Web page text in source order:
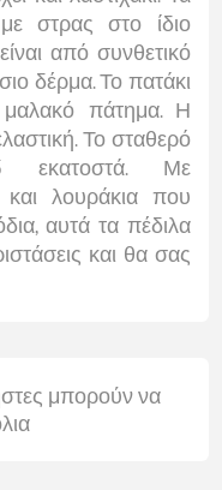
στρας στο ίδιο
από συνθετικό
δέρμα. Το πατάκι
πάτημα. Η
Το σταθερό
εκατοστά. Με
και λουράκια που
αυτά τα πέδιλα
και θα σας
μπορούν να